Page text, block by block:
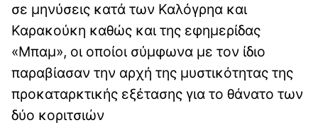
σε μηνύσεις κατά των Καλόγρηα και
Καρακούκη καθώς και της εφημερίδας
«Μπαμ», οι οποίοι σύμφωνα με τον ίδιο
παραβίασαν την αρχή της μυστικότητας της
προκαταρκτικής εξέτασης για το θάνατο των
δύο κοριτσιών